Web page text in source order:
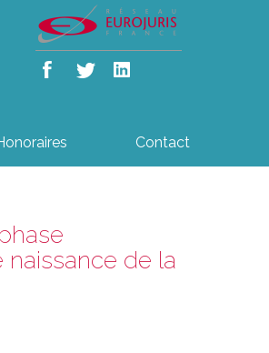
Contact
de la